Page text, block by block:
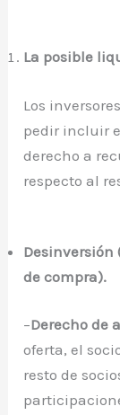
La posible
Los
pedir incluir
derecho a
respecto al
Desinversión
de compra).
–Derecho de
oferta, el
resto de